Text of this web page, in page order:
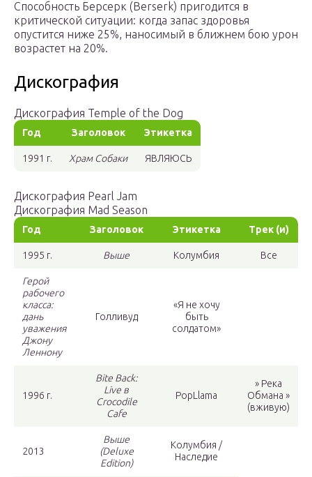
Способность Берсерк (Berserk) пригодится в
критической ситуации: когда запас здоровья
опустится ниже 25%, наносимый в ближнем бою урон
возрастет на 20%.
Дискография
Дискография Temple of the Dog
Год Заголовок Этикетка
1991 г. Храм Собаки ЯВЛЯЮСЬ
Дискография Pearl Jam
Дискография Mad Season
Год Заголовок Этикетка Трек (и)
1995 г. Выше Колумбия Все
Герой
рабочего
класса:
дань
уважения
Джону
Леннону
Голливуд
«Я не хочу
быть
солдатом»
1996 г.
Bite Back:
Live в
Crocodile
Cafe
PopLlama
» Река
Обмана »
(вживую)
2013
Выше
(Deluxe
Edition)
Колумбия /
Наследие